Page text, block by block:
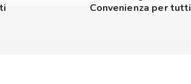
Convenienza per tutti